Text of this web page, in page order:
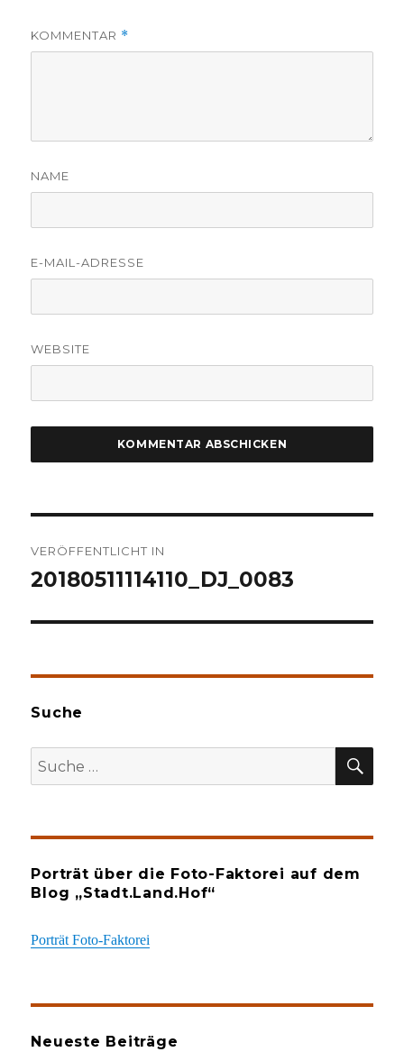
KOMMENTAR *
NAME
E-MAIL-ADRESSE
WEBSITE
VERÖFFENTLICHT IN
20180511114110_DJ_0083
Suche
Suche
nach:
Porträt über die Foto-Faktorei auf dem
Blog „Stadt.Land.Hof“
Porträt Foto-Faktorei
Neueste Beiträge